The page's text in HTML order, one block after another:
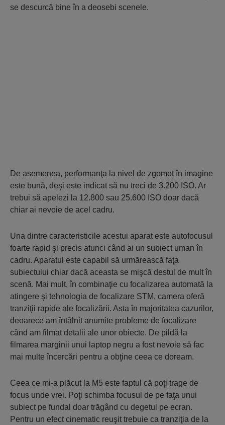
se descurcă bine în a deosebi scenele.
De asemenea, performanţa la nivel de zgomot în imagine
este bună, deşi este indicat să nu treci de 3.200 ISO. Ar
trebui să apelezi la 12.800 sau 25.600 ISO doar dacă
chiar ai nevoie de acel cadru.
Una dintre caracteristicile acestui aparat este autofocusul
foarte rapid şi precis atunci când ai un subiect uman în
cadru. Aparatul este capabil să urmărească faţa
subiectului chiar dacă aceasta se mişcă destul de mult în
scenă. Mai mult, în combinaţie cu focalizarea automată la
atingere şi tehnologia de focalizare STM, camera oferă
tranziţii rapide ale focalizării. Asta în majoritatea cazurilor,
deoarece am întâlnit anumite probleme de focalizare
când am filmat detalii ale unor obiecte. De pildă la
filmarea marginii unui laptop negru a fost nevoie să fac
mai multe încercări pentru a obţine ceea ce doream.
Ceea ce mi-a plăcut la M5 este faptul că poţi trage de
focus unde vrei. Poţi schimba focusul de pe faţa unui
subiect pe fundal doar trăgând cu degetul pe ecran.
Pentru un efect cinematic reuşit trebuie ca tranziţia de la